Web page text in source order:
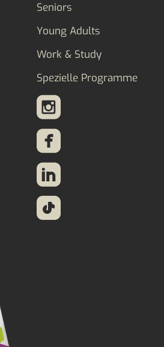
Seniors
Young Adults
Work & Study
Spezielle Programme